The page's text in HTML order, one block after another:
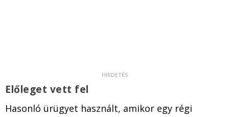
Előleget vett fel
Hasonló ürügyet használt, amikor egy régi